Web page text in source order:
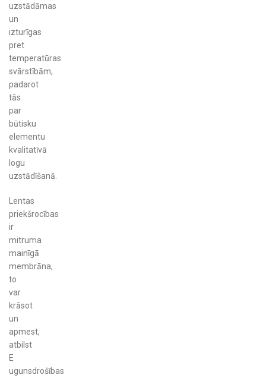
uzstādāmas
un
izturīgas
pret
temperatūras
svārstībām,
padarot
tās
par
būtisku
elementu
kvalitatīvā
logu
uzstādīšanā.
Lentas
priekšrocības
ir
mitruma
mainīgā
membrāna,
to
var
krāsot
un
apmest,
atbilst
E
ugunsdrošības